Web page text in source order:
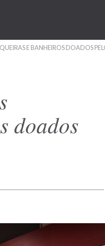
E BANHEIROS DOADOS
doados